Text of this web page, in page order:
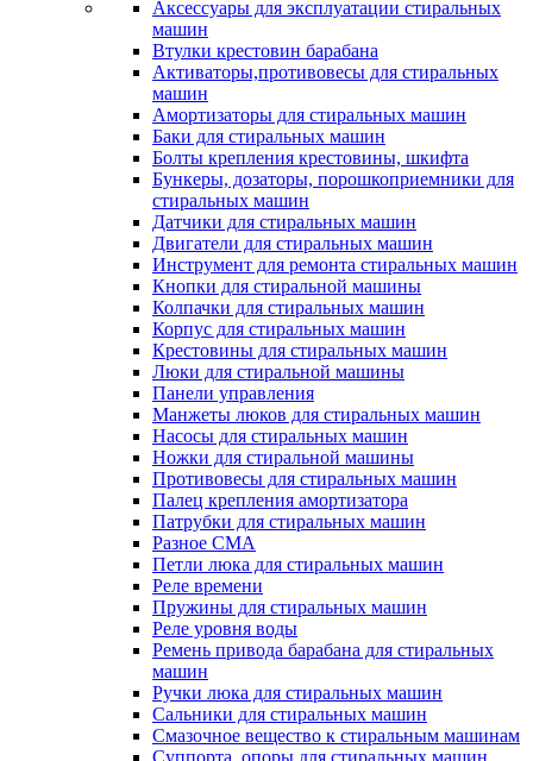
Аксессуары для эксплуатации стиральных
машин
Втулки крестовин барабана
Активаторы,противовесы для стиральных
машин
Амортизаторы для стиральных машин
Баки для стиральных машин
Болты крепления крестовины, шкифта
Бункеры, дозаторы, порошкоприемники для
стиральных машин
Датчики для стиральных машин
Двигатели для стиральных машин
Инструмент для ремонта стиральных машин
Кнопки для стиральной машины
Колпачки для стиральных машин
Корпус для стиральных машин
Крестовины для стиральных машин
Люки для стиральной машины
Панели управления
Манжеты люков для стиральных машин
Насосы для стиральных машин
Ножки для стиральной машины
Противовесы для стиральных машин
Палец крепления амортизатора
Патрубки для стиральных машин
Разное СМА
Петли люка для стиральных машин
Реле времени
Пружины для стиральных машин
Реле уровня воды
Ремень привода барабана для стиральных
машин
Ручки люка для стиральных машин
Сальники для стиральных машин
Смазочное вещество к стиральным машинам
Суппорта, опоры для стиральных машин